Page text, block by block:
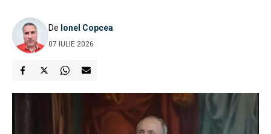
De Ionel Copcea
07 IULIE 2026